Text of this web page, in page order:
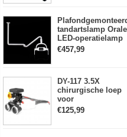
tandartslamp Orale
LED-operatielamp
6 LED-lens met
€457,99
DY-117 3.5X
chirurgische loep
voor
tandheelkunde +
DY-010 draadloze
€125,99